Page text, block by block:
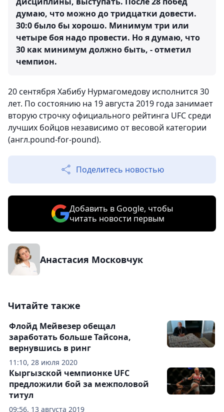
думаю, что можно до тридцатки довести.
30:0 было бы хорошо. Минимум три или
четыре боя надо провести. Но я думаю, что
30 как минимум должно быть, - отметил
чемпион.
20 сентября Хабибу Нурмагомедову исполнится 30
лет. По состоянию на 19 августа 2019 года занимает
вторую строчку официального рейтинга UFC среди
лучших бойцов независимо от весовой категории
(англ.pound-for-pound).
Поделитесь новостью
Добавить в Google, чтобы
читать новости первым
Анастасия Московчук
Читайте также
11:10, 28 июля 2020
Флойд Мейвезер обещал
заработать больше Тайсона,
вернувшись в ринг
09:56, 13 августа 2019
Кыргызской чемпионке UFC
предложили бой за межполовой
титул